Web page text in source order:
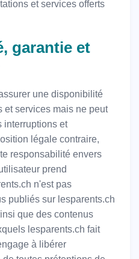
et services offerts
garantie et
une disponibilité
et services mais ne peut
interruptions et
légale contraire,
responsabilité envers
prend
n'est pas
publiés sur lesparents.ch
que des contenus
lesparents.ch fait
à libérer